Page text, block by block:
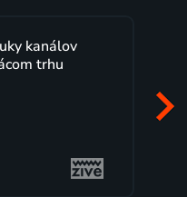
kanálov
trhu